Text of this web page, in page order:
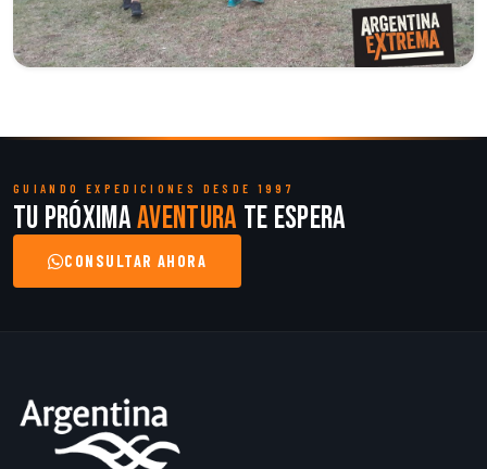
GUIANDO EXPEDICIONES DESDE 1997
Tu próximaaventura te espera
CONSULTAR AHORA